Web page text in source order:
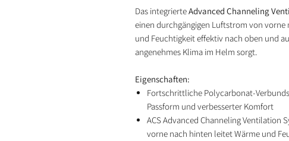
Das integrierteAdvanced Channeling
einen durchgängigen Luftstrom von
und Feuchtigkeit effektiv nach oben und
angenehmes Klima im Helm sorgt.
Eigenschaften:
Fortschrittliche Polycarbonat-
Passform und verbesserter Komfort
ACS Advanced Channeling Ventilation
vorne nach hinten leitet Wärme und